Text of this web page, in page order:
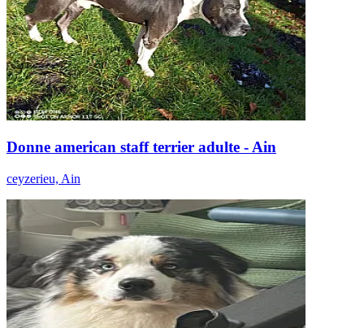
Donne american staff terrier adulte - Ain
ceyzerieu, Ain